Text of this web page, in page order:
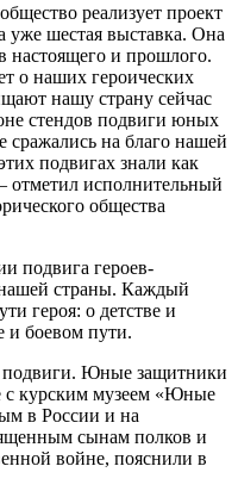
реализует проект
уже шестая выставка. Она
настоящего и прошлого.
о наших героических
нашу страну сейчас
стендов подвиги юных
сражались на благо нашей
подвигах знали как
исполнительный
общества
подвига героев-
страны. Каждый
героя: о детстве и
и боевом пути.
подвиги. Юные защитники
с курским музеем «Юные
в России и на
сынам полков и
войне, пояснили в